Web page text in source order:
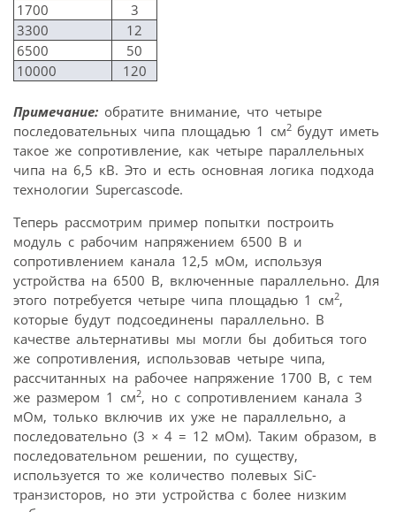
1700
3
3300
12
6500
50
10000
120
Примечание: обратите внимание, что четыре
последовательных чипа площадью 1 см2 будут иметь
такое же сопротивление, как четыре параллельных
чипа на 6,5 кВ. Это и есть основная логика подхода
технологии Supercascode.
Теперь рассмотрим пример попытки построить
модуль с рабочим напряжением 6500 В и
сопротивлением канала 12,5 мОм, используя
устройства на 6500 В, включенные параллельно. Для
этого потребуется четыре чипа площадью 1 см2,
которые будут подсоединены параллельно. В
качестве альтернативы мы могли бы добиться того
же сопротивления, использовав четыре чипа,
рассчитанных на рабочее напряжение 1700 В, с тем
же размером 1 см2, но с сопротивлением канала 3
мОм, только включив их уже не параллельно, а
последовательно (3 × 4 = 12 мОм). Таким образом, в
последовательном решении, по существу,
используется то же количество полевых SiC-
транзисторов, но эти устройства с более низким